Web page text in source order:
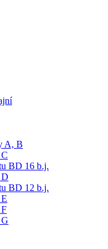
A, B
BD 16 b.j.
BD 12 b.j.